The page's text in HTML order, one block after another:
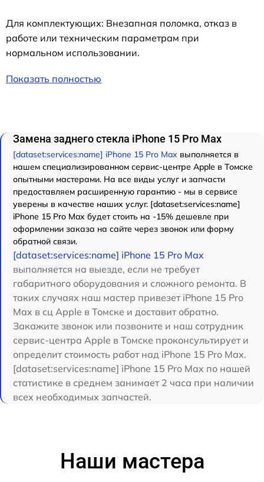
Для комплектующих: Внезапная поломка, отказ в
работе или техническим параметрам при
нормальном использовании.
Показать полностью
Замена заднего стекла iPhone 15 Pro Max
[dataset:services:name] iPhone 15 Pro Max выполняется в
нашем специализированном сервис-центре Apple в Томске
опытными мастерами. На все виды услуг и запчасти
предоставляем расширенную гарантию - мы в сервисе
уверены в качестве наших услуг. [dataset:services:name]
iPhone 15 Pro Max будет стоить на -15% дешевле при
оформлении заказа на сайте через звонок или форму
обратной связи.
[dataset:services:name] iPhone 15 Pro Max
выполняется на выезде, если не требует
габаритного оборудования и сложного ремонта. В
таких случаях наш мастер привезет iPhone 15 Pro
Max в сц Apple в Томске и доставит обратно.
Закажите звонок или позвоните и наш сотрудник
сервис-центра Apple в Томске проконсультирует и
определит стоимость работ над iPhone 15 Pro Max.
[dataset:services:name] iPhone 15 Pro Max по нашей
статистике в среднем занимает 2 часа при наличии
всех необходимых запчастей.
Наши мастера